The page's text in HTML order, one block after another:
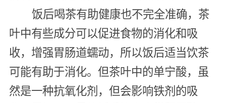
饭后喝茶有助健康也不完全准确，茶
叶中有些成分可以促进食物的消化和吸
收，增强胃肠道蠕动，所以饭后适当饮茶
可能有助于消化。但茶叶中的单宁酸，虽
然是一种抗氧化剂，但会影响铁剂的吸